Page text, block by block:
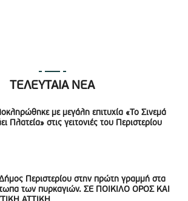
ΤΕΛΕΥΤΑΙΑ ΝΕΑ
με μεγάλη επιτυχία «Το Σινεμά
Πλατεία» στις γειτονιές του Περιστερίου
Περιστερίου στην πρώτη γραμμή στα
των πυρκαγιών. ΣΕ ΠΟΙΚΙΛΟ ΟΡΟΣ ΚΑΙ